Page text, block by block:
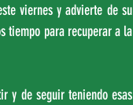
viernes y advierte de su
tiempo para recuperar a la
y de seguir teniendo esas